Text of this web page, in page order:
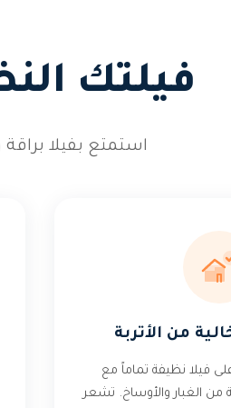
فيلتك
استمتع بفيلا
من الأتربة
فيلا نظيفة تماماً مع
من الغبار والأوساخ. تشعر